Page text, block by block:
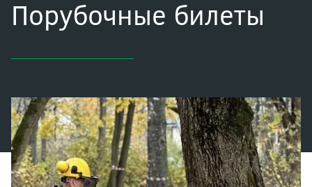
Порубочные билеты